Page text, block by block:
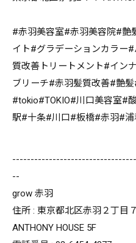
#赤羽美容室#赤羽美容院#艶
イト#グラデーションカラー
質改善トリートメント#イン
ブリーチ#赤羽髪質改善#艶
#tokio#TOKIO#川口美容室#
駅#十条#川口#板橋#赤羽#浦
--
grow 赤羽
住所 : 東京都北区赤羽２丁目
ANTHONY HOUSE 5F